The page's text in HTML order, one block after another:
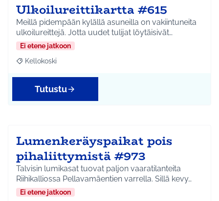
Ulkoilureittikartta #615
Meillä pidempään kylällä asuneilla on vakiintuneita
ulkoilureittejä. Jotta uudet tulijat löytäisivät…
Ei etene jatkoon
Rajaa tulokset aihepiirin mukaan: Kellokoski
Kellokoski
Tutustu
Lumenkeräyspaikat pois
pihaliittymistä #973
Talvisin lumikasat tuovat paljon vaaratilanteita
Riihikalliossa Pellavamäentien varrella. Sillä kevy…
Ei etene jatkoon